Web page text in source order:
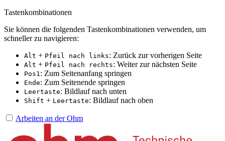
Tastenkombinationen
Sie können die folgenden Tastenkombinationen verwenden, um
schneller zu navigieren:
Alt + Pfeil nach links: Zurück zur vorherigen Seite
Alt + Pfeil nach rechts: Weiter zur nächsten Seite
Pos1: Zum Seitenanfang springen
Ende: Zum Seitenende springen
Leertaste: Bildlauf nach unten
Shift + Leertaste: Bildlauf nach oben
Arbeiten an der Ohm